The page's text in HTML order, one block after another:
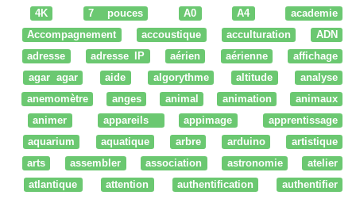
4K
7 pouces A0 A4
academie
Accompagnement
accoustique acculturation
ADN
adresse
adresse IP aérien aérienne
affichage
agar agar
aide algorythme altitude
analyse
anemomètre
anges animal animation
animaux
animer
appareils appimage
apprentissage
aquarium
aquatique arbre arduino
artistique
arts
assembler association astronomie
atelier
atlantique
attention authentification
authentifier